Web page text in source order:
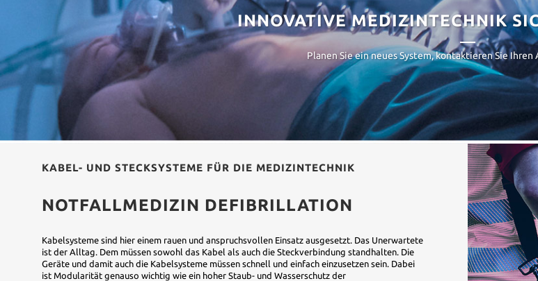
INNOVATIVE MEDIZINTECHNIK
Planen Sie ein neues System, kontaktieren Sie
KABEL- UND STECKSYSTEME FÜR DIE MEDIZINTECHNIK
NOTFALLMEDIZIN DEFIBRILLATION
Kabelsysteme sind hier einem rauen und anspruchsvollen Einsatz ausgesetzt. Das Unerwartete
ist der Alltag. Dem müssen sowohl das Kabel als auch die Steckverbindung standhalten. Die
Geräte und damit auch die Kabelsysteme müssen schnell und einfach einzusetzen sein. Dabei
ist Modularität genauso wichtig wie ein hoher Staub- und Wasserschutz der